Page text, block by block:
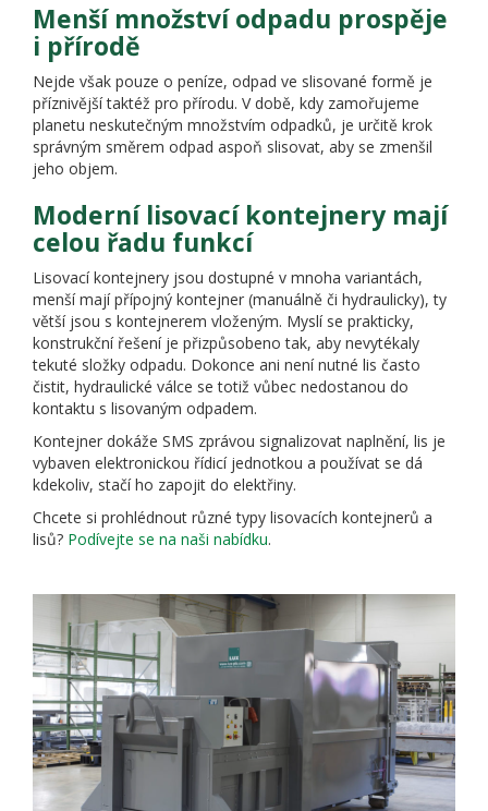
Menší množství odpadu prospěje
i přírodě
Nejde však pouze o peníze, odpad ve slisované formě je
příznivější taktéž pro přírodu. V době, kdy zamořujeme
planetu neskutečným množstvím odpadků, je určitě krok
správným směrem odpad aspoň slisovat, aby se zmenšil
jeho objem.
Moderní lisovací kontejnery mají
celou řadu funkcí
Lisovací kontejnery jsou dostupné v mnoha variantách,
menší mají přípojný kontejner (manuálně či hydraulicky), ty
větší jsou s kontejnerem vloženým. Myslí se prakticky,
konstrukční řešení je přizpůsobeno tak, aby nevytékaly
tekuté složky odpadu. Dokonce ani není nutné lis často
čistit, hydraulické válce se totiž vůbec nedostanou do
kontaktu s lisovaným odpadem.
Kontejner dokáže SMS zprávou signalizovat naplnění, lis je
vybaven elektronickou řídicí jednotkou a používat se dá
kdekoliv, stačí ho zapojit do elektřiny.
Chcete si prohlédnout různé typy lisovacích kontejnerů a
lisů? Podívejte se na naši nabídku.